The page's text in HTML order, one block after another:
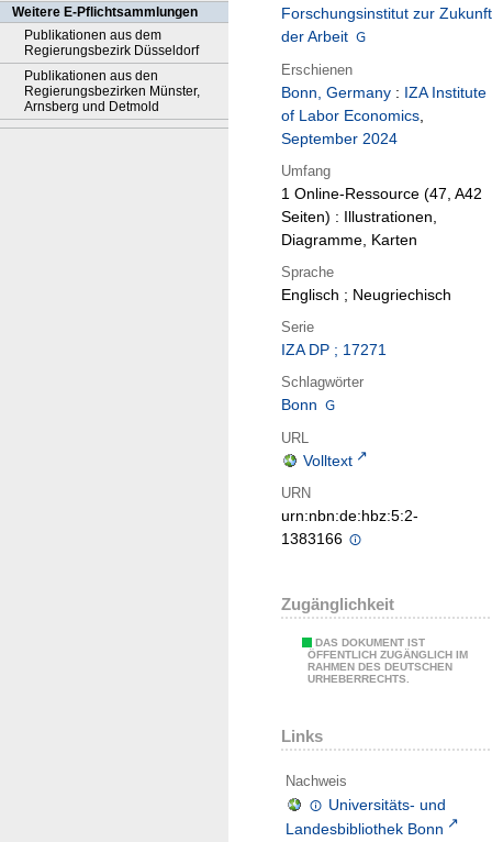
Weitere E-Pflichtsammlungen
Publikationen aus dem
Regierungsbezirk Düsseldorf
Publikationen aus den
Regierungsbezirken Münster,
Arnsberg und Detmold
Forschungsinstitut zur Zukunft
der Arbeit
Erschienen
Bonn, Germany : IZA Institute
of Labor Economics,
September 2024
Umfang
1 Online-Ressource (47, A42
Seiten) : Illustrationen,
Diagramme, Karten
Sprache
Englisch ; Neugriechisch
Serie
IZA DP ; 17271
Schlagwörter
Bonn
URL
Volltext
URN
urn:nbn:de:hbz:5:2-
1383166
Zugänglichkeit
DAS DOKUMENT IST
ÖFFENTLICH ZUGÄNGLICH IM
RAHMEN DES DEUTSCHEN
URHEBERRECHTS.
Links
Nachweis
Universitäts- und
Landesbibliothek Bonn